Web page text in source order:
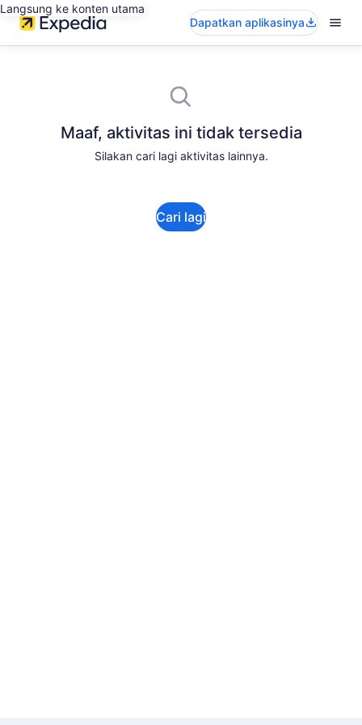
Langsung ke konten utama
Dapatkan aplikasinya
Maaf, aktivitas ini tidak tersedia
Silakan cari lagi aktivitas lainnya.
Cari lagi